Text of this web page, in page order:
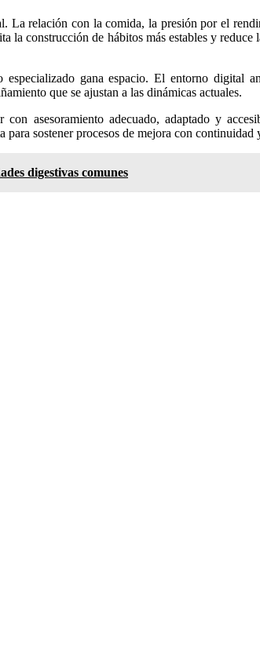
relación con la comida, la presión por el
construcción de hábitos más estables y
gana espacio. El entorno digital
que se ajustan a las dinámicas actuales.
asesoramiento adecuado, adaptado y
sostener procesos de mejora con
digestivas comunes